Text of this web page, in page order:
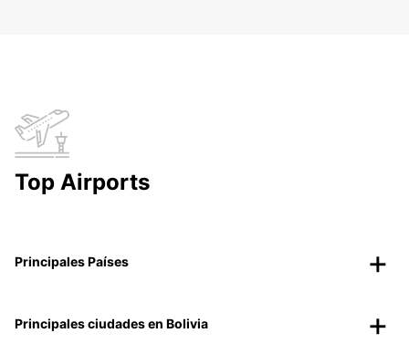
Top Airports
Principales Países
Principales ciudades en Bolivia